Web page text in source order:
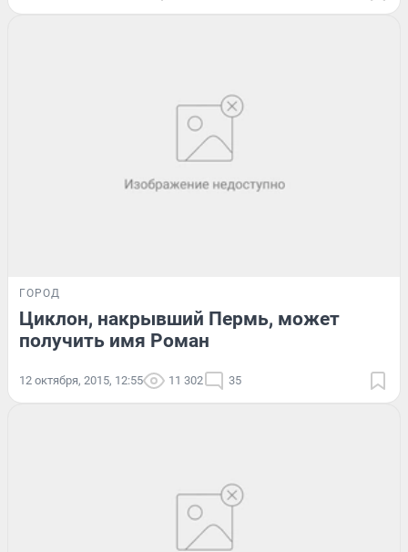
ГОРОД
Циклон, накрывший Пермь, может
получить имя Роман
12 октября, 2015, 12:55 11 302 35